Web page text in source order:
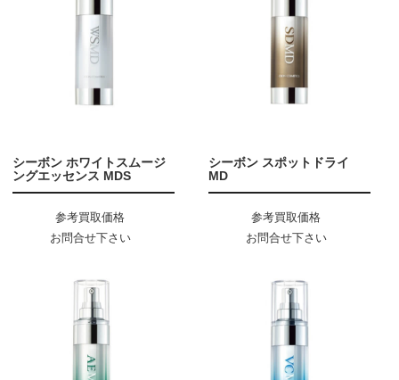
シーボン ホワイトスムージ
ングエッセンス MDS
参考買取価格
お問合せ下さい
シーボン スポットドライ
MD
参考買取価格
お問合せ下さい